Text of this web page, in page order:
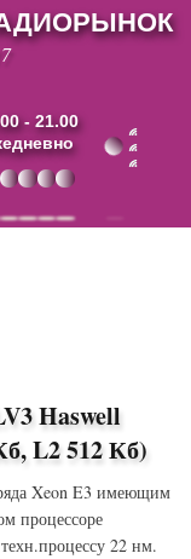
- 21.00
Haswell
L2 512 Кб)
Xeon E3 имеющим
процессоре
22 нм.